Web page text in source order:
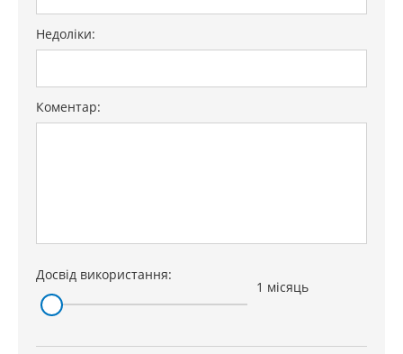
Недоліки:
Коментар:
Досвід використання:
1 місяць